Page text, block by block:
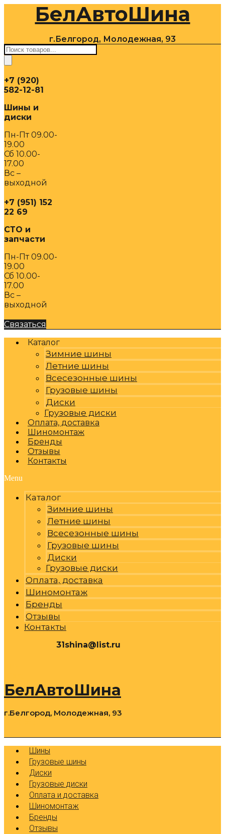
содержимомуБелАвтоШина
г.Белгород, Молодежная, 93
Поиск
товаров
+7 (920)
582-12-81
Шины и
диски
Пн-Пт 09.00-
19.00
Сб 10.00-
17.00
Вс –
выходной
+7 (951) 152
22 69
СТО и
запчасти
Пн-Пт 09.00-
19.00
Сб 10.00-
17.00
Вс –
выходной
Связаться
Каталог
Зимние шины
Летние шины
Всесезонные шины
Грузовые шины
Диски
Грузовые диски
Оплата, доставка
Шиномонтаж
Бренды
Отзывы
Контакты
Menu
Каталог
Зимние шины
Летние шины
Всесезонные шины
Грузовые шины
Диски
Грузовые диски
Оплата, доставка
Шиномонтаж
Бренды
Отзывы
Контакты
31shina@list.ru
БелАвтоШина
г.Белгород, Молодежная, 93
Шины
Грузовые шины
Диски
Грузовые диски
Оплата и доставка
Шиномонтаж
Бренды
Отзывы